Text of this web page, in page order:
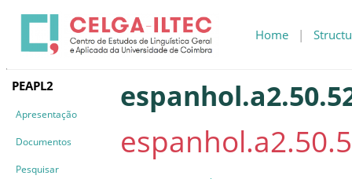
Home |
PEAPL2
Apresentação
Documentos
Pesquisar